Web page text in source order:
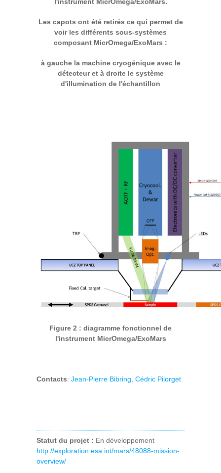
l'instrument MicrOmega/ExoMars.
Les capots ont été retirés ce qui permet de
voir les différents sous-systèmes
composant MicrOmega/ExoMars :
à gauche la machine cryogénique avec le
détecteur et à droite le système
d'illumination de l'échantillon
Figure 2 : diagramme fonctionnel de
l'instrument MicrOmega/ExoMars
Contacts: Jean-Pierre Bibring, Cédric Pilorget
Statut du projet : En développement
http://exploration.esa.int/mars/48088-mission-
overview/